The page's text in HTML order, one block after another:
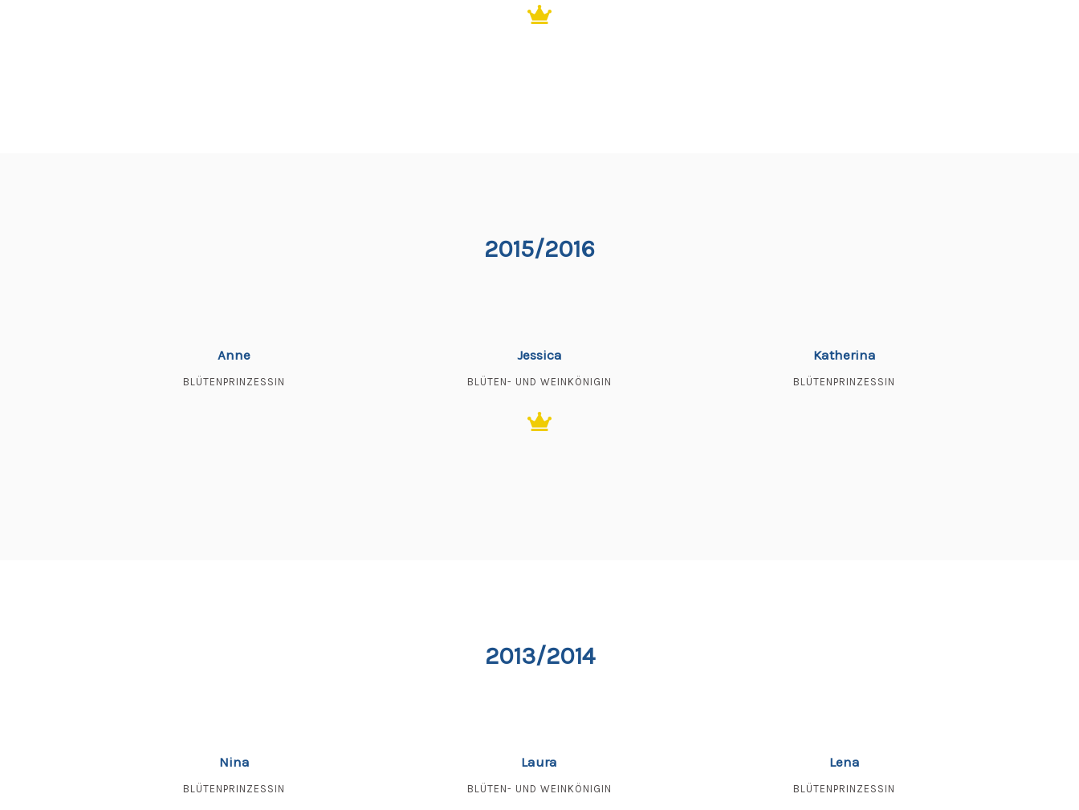
2015/2016
Anne
BLÜTENPRINZESSIN
Jessica
BLÜTEN- UND WEINKÖNIGIN
Katherina
BLÜTENPRINZESSIN
2013/2014
Nina
BLÜTENPRINZESSIN
Laura
BLÜTEN- UND WEINKÖNIGIN
Lena
BLÜTENPRINZESSIN